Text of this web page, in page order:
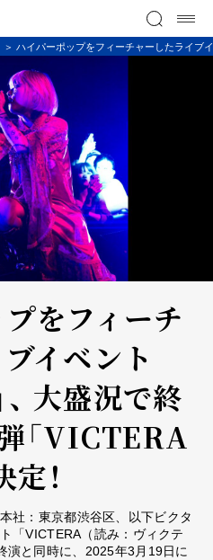
ハイパーポップをフィーチャーしたライブ
をフィーチ
イベント
大盛況で終
「VICTERA
！
社：東京都渋谷区、以下ビクタ
「VICTERA（読み：ヴィクテ
演と同時に、2025年3月19日に